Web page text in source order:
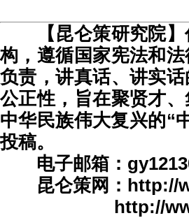
【 昆仑策研究院
构 ，遵循国家宪法和
负责，讲真话、讲实话
公正性，旨在聚贤才
中华民族伟大复兴的“
投稿。
电子邮箱：
昆仑策网： http://
http://